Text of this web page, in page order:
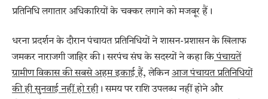
प्रतिनिधि लगातार अधिकारियों के चक्कर लगाने को मजबूर हैं।
धरना प्रदर्शन के दौरान पंचायत प्रतिनिधियों ने शासन-प्रशासन के खिलाफ
जमकर नाराजगी जाहिर की। सरपंच संघ के सदस्यों ने कहा किपंचायतें
ग्रामीण विकास की सबसे अहम इकाई हैं, लेकिनआज पंचायत प्रतिनिधियों
की ही सुनवाई नहीं हो रही। समय पर राशि उपलब्ध नहीं होने और